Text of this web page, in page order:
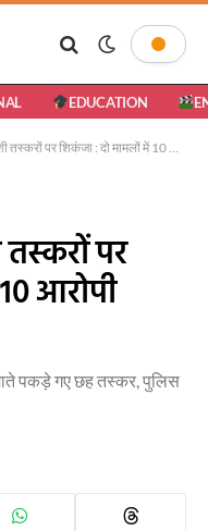
EDUCATION
पर शिकंजा : दो मामलों में 10 आरोपी गिरफ्तार
पर
आरोपी
पकड़े गए छह तस्कर, पुलिस